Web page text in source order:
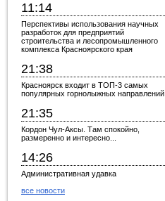
11:14
Перспективы использования научных
разработок для предприятий
строительства и лесопромышленного
комплекса Красноярского края
21:38
Красноярск входит в ТОП-3 самых
популярных горнолыжных направлений
21:35
Кордон Чул-Аксы. Там спокойно,
размеренно и интересно...
14:26
Административная удавка
все новости